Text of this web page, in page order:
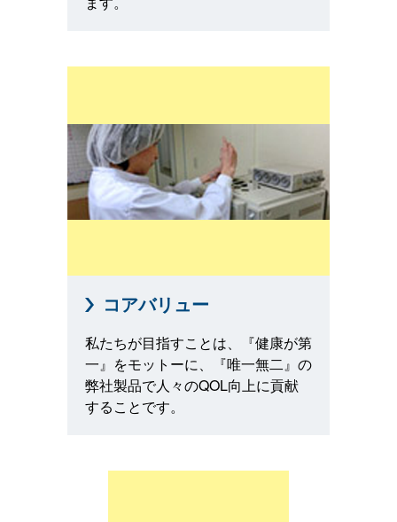
コアバリュー
私たちが目指すことは、『健康が第
一』をモットーに、『唯一無二』の
弊社製品で人々のQOL向上に貢献
することです。